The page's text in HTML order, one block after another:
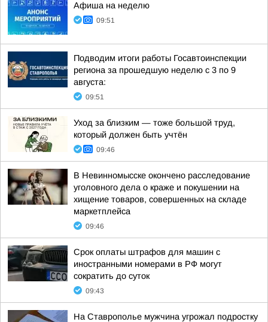
Афиша на неделю
09:51
Подводим итоги работы Госавтоинспекции
региона за прошедшую неделю с 3 по 9
августа:
09:51
Уход за близким — тоже большой труд,
который должен быть учтён
09:46
В Невинномысске окончено расследование
уголовного дела о краже и покушении на
хищение товаров, совершенных на складе
маркетплейса
09:46
Срок оплаты штрафов для машин с
иностранными номерами в РФ могут
сократить до суток
09:43
На Ставрополье мужчина угрожал подростку